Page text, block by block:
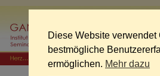
content
Diese Website verwendet
bestmögliche
ermöglichen. Mehr dazu